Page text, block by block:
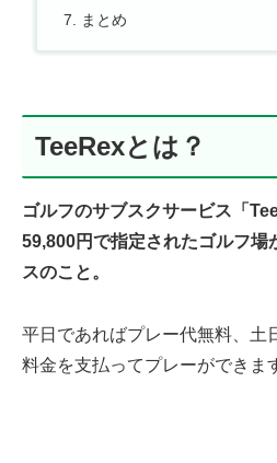
まとめ
TeeRexとは？
ゴルフのサブスクサービス「
59,800円で指定されたゴルフ場
スのこと。
平日であればプレー代無料、土
料金を支払ってプレーができま